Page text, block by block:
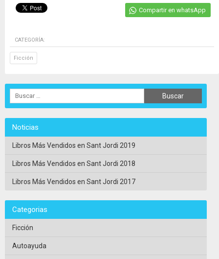
Compartir en whatsApp
CATEGORÍA:
Ficción
Noticias
Libros Más Vendidos en Sant Jordi 2019
Libros Más Vendidos en Sant Jordi 2018
Libros Más Vendidos en Sant Jordi 2017
Categorias
Ficción
Autoayuda